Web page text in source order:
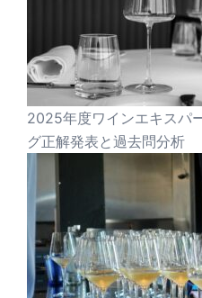
2025年度ワインエキスパ
グ正解発表と過去問分析